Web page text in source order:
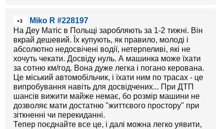
+3
Miko R #228197
На Деу Матіс в Польщі заробляють за 1-2 тижні. Він
вкрай дешевий. Їх купують, як правило, молоді і
абсолютно недосвічені водії, нетерпеливі, які не
хочуть чекати. Досвіду нуль. А машинка може їхати
за сотню км/год. Вона дуже легка і погано керована.
Це міський автомобільчик, і їхати ним по трасах - це
випробування навіть для досвідчених... При ДТП
шансів вижити майже немає, бо розмір машини не
дозволяє мати достатню "життєвого простору" при
зіткненні чи перекиданні.
Тепер поєднайте все це, і далі можна легко уявити,